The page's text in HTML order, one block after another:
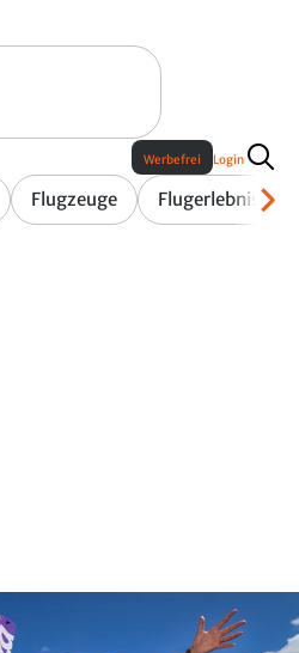
Flugzeuge Flugerlebnis
Werbefrei Login